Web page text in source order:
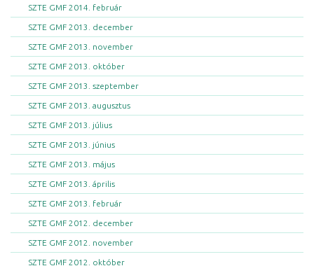
SZTE GMF 2014. február
SZTE GMF 2013. december
SZTE GMF 2013. november
SZTE GMF 2013. október
SZTE GMF 2013. szeptember
SZTE GMF 2013. augusztus
SZTE GMF 2013. július
SZTE GMF 2013. június
SZTE GMF 2013. május
SZTE GMF 2013. április
SZTE GMF 2013. február
SZTE GMF 2012. december
SZTE GMF 2012. november
SZTE GMF 2012. október